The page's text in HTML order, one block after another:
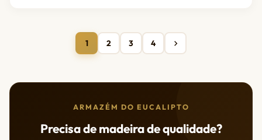
1 2 3 4
ARMAZÉM DO EUCALIPTO
Precisa de madeira de qualidade?